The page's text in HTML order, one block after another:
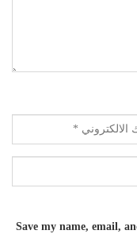
Save my name, email,